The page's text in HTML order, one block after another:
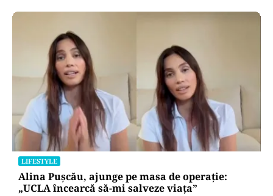
LIFESTYLE
Alina Pușcău, ajunge pe masa de operație:
„UCLA încearcă să-mi salveze viața”